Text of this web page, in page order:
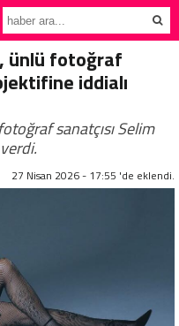
ünlü fotoğraf
iddialı
sanatçısı Selim
27 Nisan 2026 - 17:55 'de eklendi.